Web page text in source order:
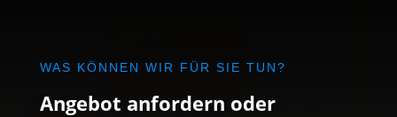
WAS KÖNNEN WIR FÜR SIE TUN?
Angebot anfordern oder